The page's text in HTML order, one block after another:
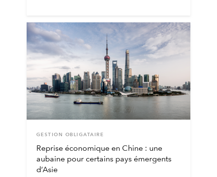
GESTION OBLIGATAIRE
Reprise économique en Chine : une
aubaine pour certains pays émergents
d’Asie